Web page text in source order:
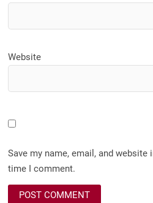
Website
Save my name, email, and
time I comment.